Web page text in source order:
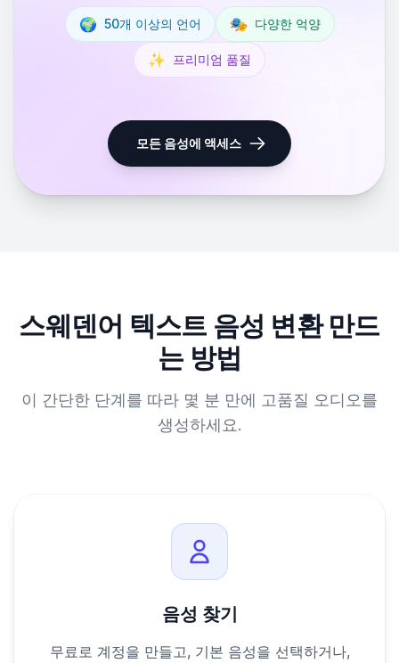
🌍 50개 이상의 언어 🎭 다양한 억양
✨ 프리미엄 품질
모든 음성에 액세스
스웨덴어 텍스트 음성 변환 만드
는 방법
이 간단한 단계를 따라 몇 분 만에 고품질 오디오를
생성하세요.
음성 찾기
무료로 계정을 만들고, 기본 음성을 선택하거나,